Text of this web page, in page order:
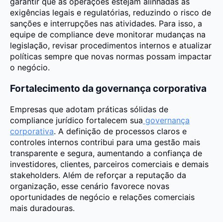
exigências legais e regulatórias, reduzindo o risco de
sanções e interrupções nas atividades. Para isso, a
equipe de compliance deve monitorar mudanças na
legislação, revisar procedimentos internos e atualizar
políticas sempre que novas normas possam impactar
o negócio.
Fortalecimento da governança corporativa
Empresas que adotam práticas sólidas de
compliance jurídico fortalecem sua governança
corporativa. A definição de processos claros e
controles internos contribui para uma gestão mais
transparente e segura, aumentando a confiança de
investidores, clientes, parceiros comerciais e demais
stakeholders. Além de reforçar a reputação da
organização, esse cenário favorece novas
oportunidades de negócio e relações comerciais
mais duradouras.